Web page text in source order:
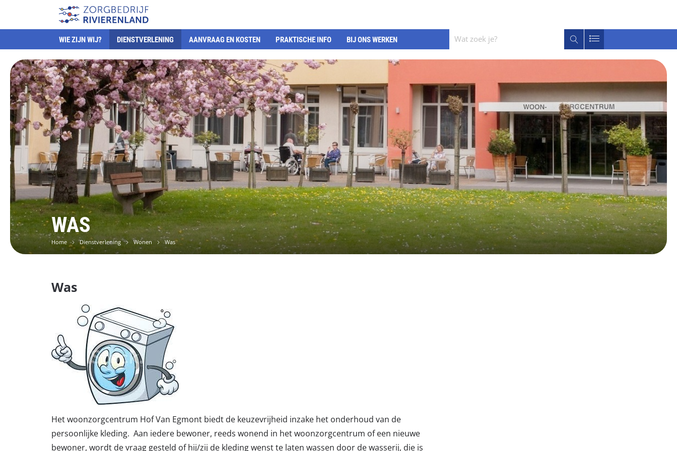
WIE ZIJN WIJ? DIENSTVERLENING AANVRAAG EN KOSTEN PRAKTISCHE INFO BIJ ONS WERKEN
Wat
zoek
je?
Zoeken
WAS
Home Dienstverlening Wonen Was
Was
Het woonzorgcentrum Hof Van Egmont biedt de keuzevrijheid inzake het onderhoud van de
persoonlijke kleding. Aan iedere bewoner, reeds wonend in het woonzorgcentrum of een nieuwe
bewoner, wordt de vraag gesteld of hij/zij de kleding wenst te laten wassen door de wasserij, die is